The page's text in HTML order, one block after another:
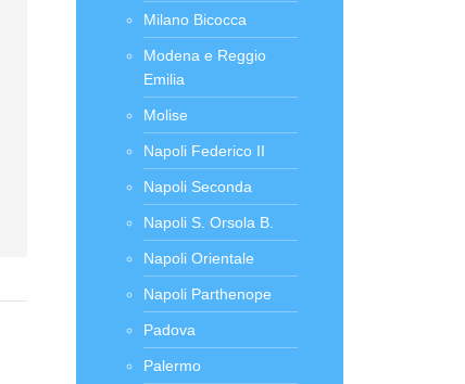
Milano Bicocca
Modena e Reggio
Emilia
Molise
Napoli Federico II
Napoli Seconda
Napoli S. Orsola B.
Napoli Orientale
Napoli Parthenope
Padova
Palermo